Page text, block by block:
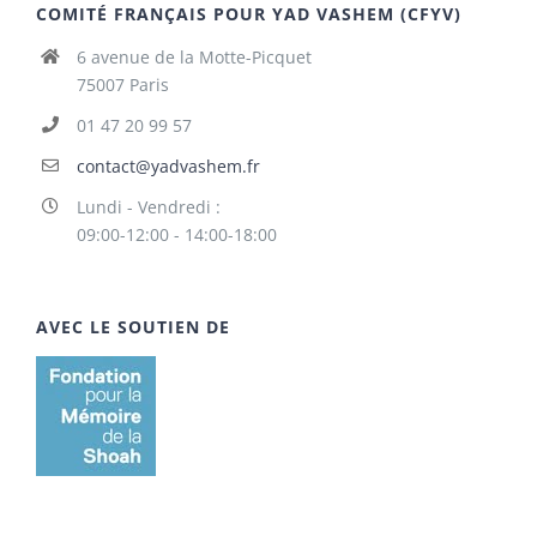
COMITÉ FRANÇAIS POUR YAD VASHEM (CFYV)
6 avenue de la Motte-Picquet
75007 Paris
01 47 20 99 57
contact@yadvashem.fr
Lundi - Vendredi :
09:00-12:00 - 14:00-18:00
AVEC LE SOUTIEN DE